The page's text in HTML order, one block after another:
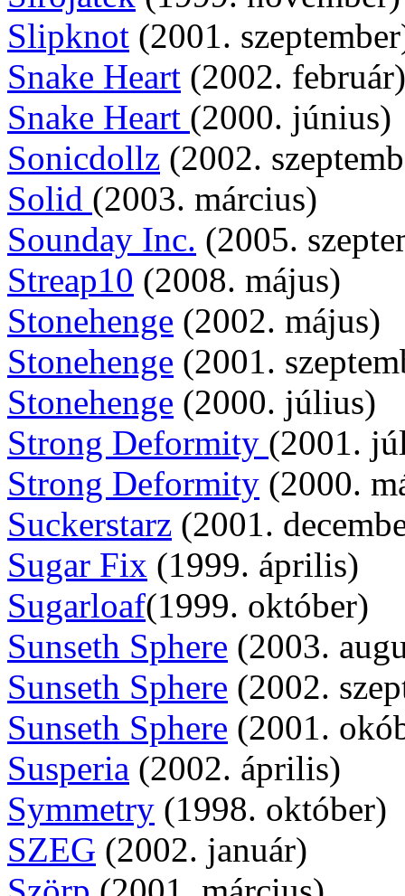
Slipknot (2001.
Snake Heart (2002. február)
Snake Heart (2000. június)
Sonicdollz (2002.
Solid (2003. március)
Sounday Inc. (2005.
Streap10 (2008. május)
Stonehenge (2002. május)
Stonehenge (2001.
Stonehenge (2000. július)
Strong Deformity (2001.
Strong Deformity (2000.
Suckerstarz (2001.
Sugar Fix (1999. április)
Sugarloaf(1999. október)
Sunseth Sphere (2003.
Sunseth Sphere (2002.
Sunseth Sphere (2001.
Susperia (2002. április)
Symmetry (1998. október)
SZEG (2002. január)